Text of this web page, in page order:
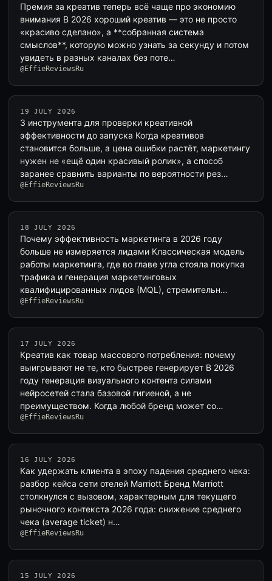
Премия за креатив теперь всё чаще про экономию
внимания В 2026 хороший креатив — это не просто
«красиво сделано», а **собранная система
смыслов**, которую можно узнать за секунду и потом
увидеть в разных каналах без поте…
@EffieReviewsRu
19 JULY 2026
3 инструмента для проверки креативной
эффективности до запуска Когда креативов
становится больше, а цена ошибки растёт, маркетингу
нужен не «ещё один красивый ролик», а способ
заранее сравнить варианты по вероятности рез…
@EffieReviewsRu
18 JULY 2026
Почему эффективность маркетинга в 2026 году
больше не измеряется лидами Классическая модель
работы маркетинга, где во главе угла стояла покупка
трафика и генерация маркетинговых
квалифицированных лидов (MQL), стремительн…
@EffieReviewsRu
17 JULY 2026
Креатив как товар массового потребления: почему
выигрывают не те, кто быстрее генерирует В 2026
году генерация визуального контента силами
нейросетей стала базовой гигиеной, а не
преимуществом. Когда любой бренд может со…
@EffieReviewsRu
16 JULY 2026
Как удержать клиента в эпоху падения среднего чека:
разбор кейса сети отелей Marriott Бренд Marriott
столкнулся с вызовом, характерным для текущего
рыночного контекста 2026 года: снижение среднего
чека (average ticket) н…
@EffieReviewsRu
15 JULY 2026